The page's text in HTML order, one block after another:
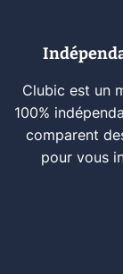
Clubic est un
100%
comparent
pour vous